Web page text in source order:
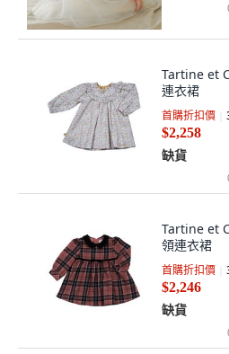
(
Tartine et
連衣裙
首購折扣價
$2,258
缺貨
(
Tartine et
領連衣裙
首購折扣價
$2,246
缺貨
(